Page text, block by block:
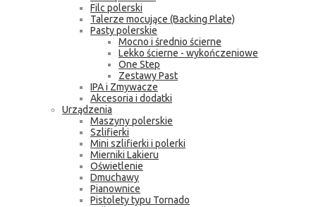
Filc polerski
Talerze mocujące (Backing Plate)
Pasty polerskie
Mocno i średnio ścierne
Lekko ścierne - wykończeniowe
One Step
Zestawy Past
IPA i Zmywacze
Akcesoria i dodatki
Urządzenia
Maszyny polerskie
Szlifierki
Mini szlifierki i polerki
Mierniki Lakieru
Oświetlenie
Dmuchawy
Pianownice
Pistolety typu Tornado